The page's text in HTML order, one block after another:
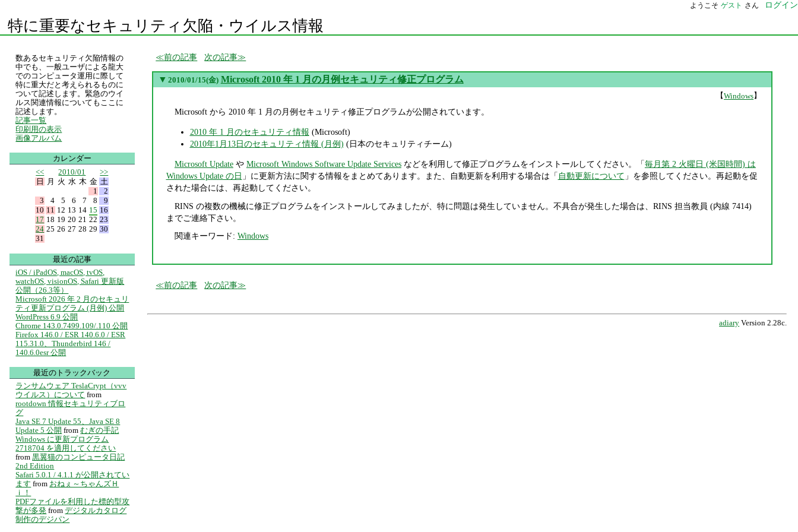
ようこそ ゲスト さん ログイン
特に重要なセキュリティ欠陥・ウイルス情報
前の記事 次の記事
▼ 2010/01/15(金) Microsoft 2010 年 1 月の月例セキュリティ修正プログラム
【Windows】
Microsoft から 2010 年 1 月の月例セキュリティ修正プログラムが公開されています。
2010 年 1 月のセキュリティ情報 (Microsoft)
2010年1月13日のセキュリティ情報 (月例) (日本のセキュリティチーム)
Microsoft Updateや Microsoft Windows Software Update Servicesなどを利用して修正プログラムをインストールしてください。「毎月第 2 火曜日 (米国時間) は
Windows Update の日 」に更新方法に関する情報をまとめてあります。また、自動更新を利用する場合は「 自動更新について 」を参照してください。再起動を促
された場合には、再起動してください。
RINS の複数の機械に修正プログラムをインストールしてみましたが、特に問題は発生していません。不具合が発生した場合は、RINS 担当教員 (内線 7414)
までご連絡下さい。
関連キーワード: Windows
前の記事 次の記事
adiary Version 2.28c.
数あるセキュリティ欠陥情報の
中でも、一般ユーザによる龍大
でのコンピュータ運用に際して
特に重大だと考えられるものに
ついて記述します。緊急のウイ
ルス関連情報についてもここに
記述します。
記事一覧
印刷用の表示
画像アルバム
カレンダー
<<
2010/01
>>
日
月 火 水 木 金 土
1
2
3
4 5 6 7 8
9
10 11 12 13 14 15 16
17 18 19 20 21 22 23
24 25 26 27 28 29 30
31
最近の記事
iOS / iPadOS, macOS, tvOS,
watchOS, visionOS, Safari 更新版
公開（26.3等）
Microsoft 2026 年 2 月のセキュリ
ティ更新プログラム (月例) 公開
WordPress 6.9 公開
Chrome 143.0.7499.109/.110 公開
Firefox 146.0 / ESR 140.6.0 / ESR
115.31.0、Thunderbird 146 /
140.6.0esr 公開
最近のトラックバック
ランサムウェア TeslaCrypt（vvv
ウイルス）について from
rootdown 情報セキュリティブロ
グ
Java SE 7 Update 55、Java SE 8
Update 5 公開 from むぎの手記
Windows に更新プログラム
2718704 を適用してください
from 黒翼猫のコンピュータ日記
2nd Edition
Safari 5.0.1 / 4.1.1 が公開されてい
ます from おねぇ～ちゃんズＨ
ｉ！
PDFファイルを利用した標的型攻
撃が多発 from デジタルカタログ
制作のデジパン